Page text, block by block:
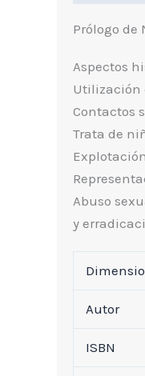
Prólogo de
Aspectos
Utilización
Contactos
Trata de
Abuso
y
Autor
ISBN